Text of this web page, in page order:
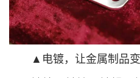
▲电镀，让金属制